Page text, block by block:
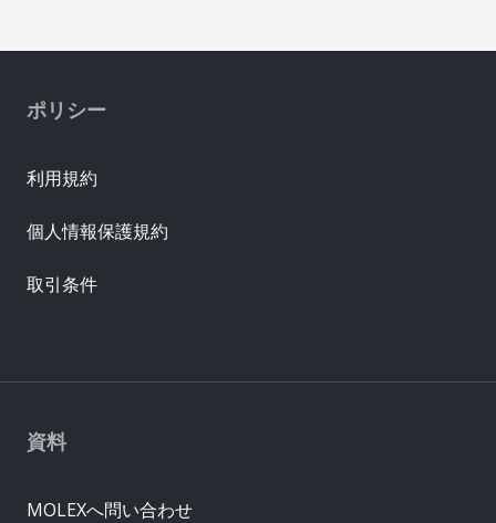
資料
MOLEXへ問い合わせ
ポリシー
利用規約
個人情報保護規約
取引条件